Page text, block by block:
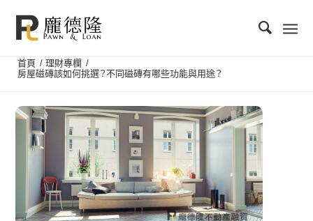
首頁 / 理財專欄 /
房屋磁磚該如何挑選？不同磁磚有哪些功能與用途？